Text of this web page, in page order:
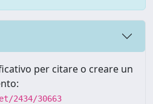
per citare o creare un
2434/30663